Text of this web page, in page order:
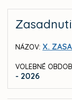
NÁZOV: X.
VOLEBNÉ
- 2026